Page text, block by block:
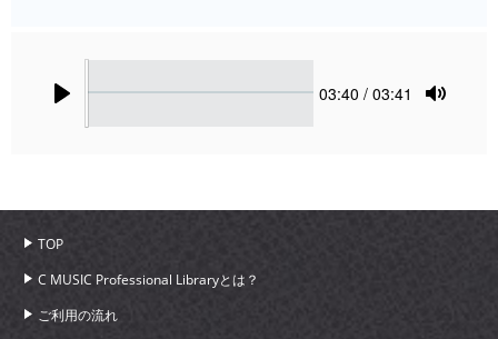
Current
03:40 / 03:41
TOP
C MUSIC Professional Libraryとは？
ご利用の流れ